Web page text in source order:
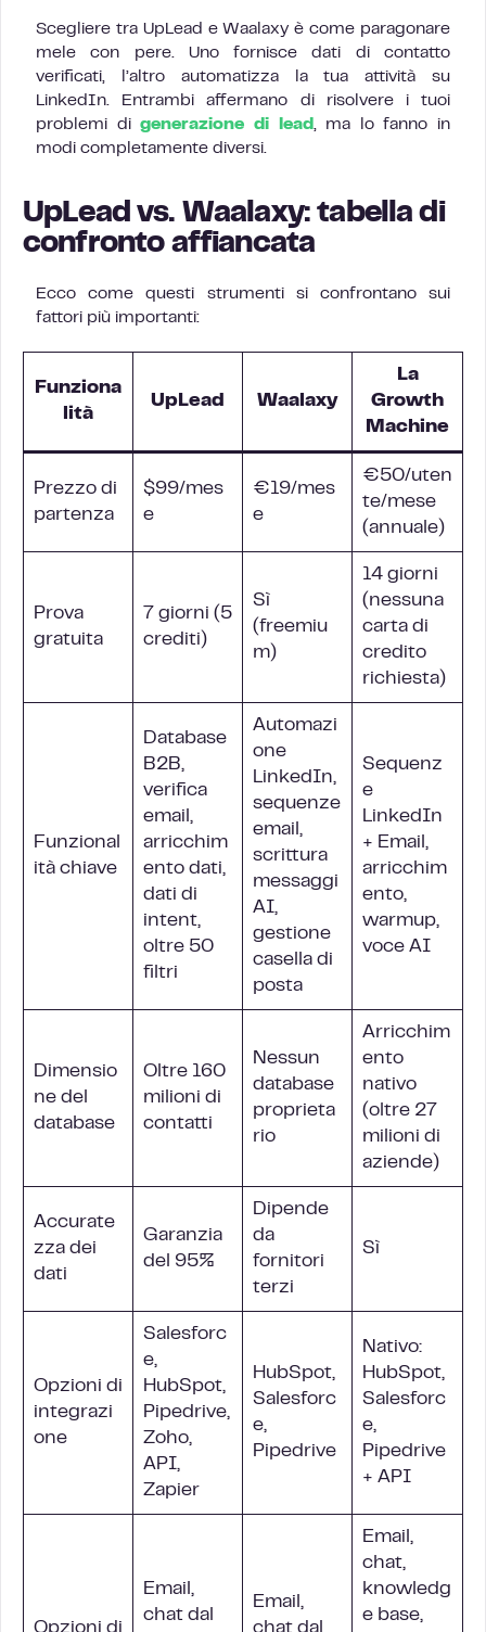
Scegliere tra UpLead e Waalaxy è come paragonare
mele con pere. Uno fornisce dati di contatto
verificati, l’altro automatizza la tua attività su
LinkedIn. Entrambi affermano di risolvere i tuoi
problemi digenerazione di lead , ma lo fanno in
modi completamente diversi.
UpLead vs. Waalaxy: tabella di
confronto affiancata
Ecco come questi strumenti si confrontano sui
fattori più importanti:
Funziona
lità
UpLead Waalaxy
La
Growth
Machine
Prezzo di
partenza
$99/mes
e
€19/mes
e
€50/uten
te/mese
(annuale)
Prova
gratuita
7 giorni (5
crediti)
Sì
(freemiu
m)
14 giorni
(nessuna
carta di
credito
richiesta)
Funzional
ità chiave
Database
B2B,
verifica
email,
arricchim
ento dati,
dati di
intent,
oltre 50
filtri
Automazi
one
LinkedIn,
sequenze
email,
scrittura
messaggi
AI,
gestione
casella di
posta
Sequenz
e
LinkedIn
+ Email,
arricchim
ento,
warmup,
voce AI
Dimensio
ne del
database
Oltre 160
milioni di
contatti
Nessun
database
proprieta
rio
Arricchim
ento
nativo
(oltre 27
milioni di
aziende)
Accurate
zza dei
dati
Garanzia
del 95%
Dipende
da
fornitori
terzi
Sì
Opzioni di
integrazi
one
Salesforc
e,
HubSpot,
Pipedrive,
Zoho,
API,
Zapier
HubSpot,
Salesforc
e,
Pipedrive
Nativo:
HubSpot,
Salesforc
e,
Pipedrive
+ API
Email,
chat dal
Email,
Email,
chat,
knowledg
e base,